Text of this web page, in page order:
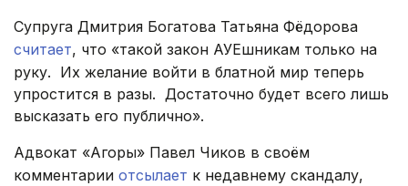
Супруга Дмитрия Богатова Татьяна Фёдорова
считает, что «такой закон АУЕшникам только на
руку. Их желание войти в блатной мир теперь
упростится в разы. Достаточно будет всего лишь
высказать его публично».
Адвокат «Агоры» Павел Чиков в своём
комментарии отсылает к недавнему скандалу,